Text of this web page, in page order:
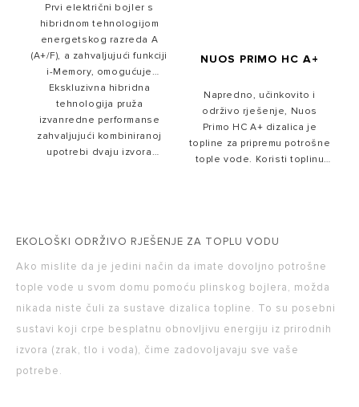
Prvi električni bojler s
hibridnom tehnologijom
energetskog razreda A
(A+/F), a zahvaljujući funkciji
i-Memory, omogućuje
uštedu energije do 50% u
odnosu na standardni bojler
energetskog razreda B.
Ekskluzivna hibridna
tehnologija pruža
izvanredne performanse
zahvaljujući kombiniranoj
upotrebi dvaju izvora
NUOS PRIMO HC A+
Napredno, učinkovito i
održivo rješenje, Nuos
Primo HC A+ dizalica je
topline za pripremu potrošne
tople vode. Koristi toplinu
EKOLOŠKI ODRŽIVO RJEŠENJE ZA TOPLU VODU
Ako mislite da je jedini način da imate dovoljno potrošne
tople vode u svom domu pomoću plinskog bojlera, možda
nikada niste čuli za sustave dizalica topline. To su posebni
sustavi koji crpe besplatnu obnovljivu energiju iz prirodnih
izvora (zrak, tlo i voda), čime zadovoljavaju sve vaše
potrebe.